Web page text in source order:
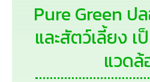
Pure Green
และสัตว์เลี้ยง
แวดล้